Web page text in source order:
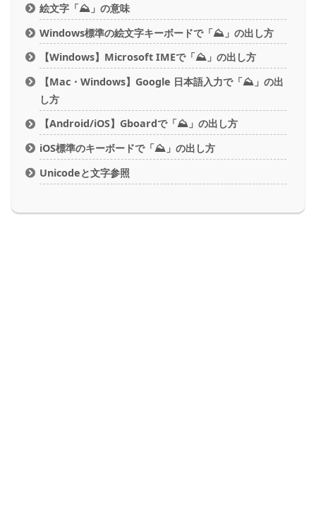
絵文字「⛰」の意味
Windows標準の絵文字キーボードで「⛰」の出し方
【Windows】Microsoft IMEで「⛰」の出し方
【Mac・Windows】Google 日本語入力で「⛰」の出
し方
【Android/iOS】Gboardで「⛰」の出し方
iOS標準のキーボードで「⛰」の出し方
Unicodeと文字参照